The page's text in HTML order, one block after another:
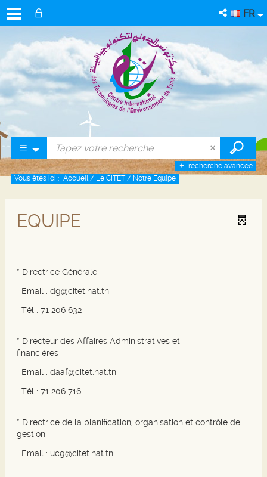
FR
recherche avancée
Vous êtes ici : Accueil / Le CITET / Notre Equipe
EQUIPE
* Directrice Générale
Email : dg@citet.nat.tn
Tél : 71 206 632
* Directeur des Affaires Administratives et
financières
Email : daaf@citet.nat.tn
Tél : 71 206 716
* Directrice de la planification, organisation et contrôle de
gestion
Email : ucg@citet.nat.tn